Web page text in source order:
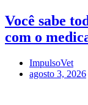
Você sabe
com o
ImpulsoVet
agosto 3, 2026